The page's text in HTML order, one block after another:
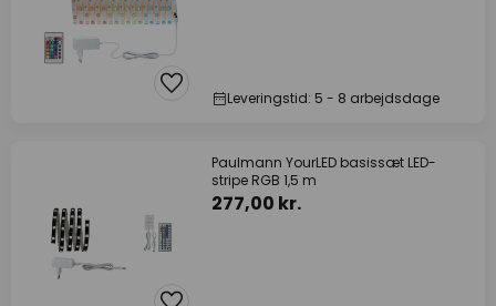
Leveringstid: 5 - 8 arbejdsdage
Paulmann YourLED basissæt LED-
stripe RGB 1,5 m
277,00 kr.